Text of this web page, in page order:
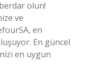
olun!
ve
en
En güncel
en uygun